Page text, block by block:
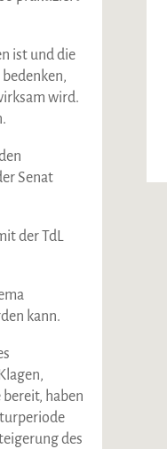
ist und die
wird.
Senat
der TdL
kann.
haben
des